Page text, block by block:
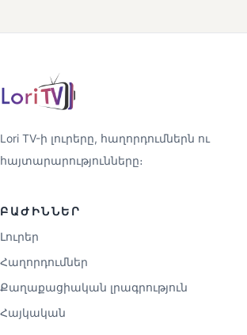
Lori TV-ի լուրերը, հաղորդումներն ու
հայտարարությունները։
ԲԱԺԻՆՆԵՐ
Լուրեր
Հաղորդումներ
Քաղաքացիական լրագրություն
Հայկական